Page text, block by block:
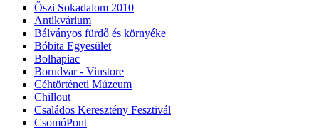
Őszi Sokadalom 2010
Antikvárium
Bálványos fürdő és környéke
Bóbita Egyesület
Bolhapiac
Borudvar - Vinstore
Céhtörténeti Múzeum
Chillout
Családos Keresztény Fesztivál
CsomóPont